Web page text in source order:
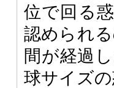
位で回る
認められ
間が経過
球サイズ